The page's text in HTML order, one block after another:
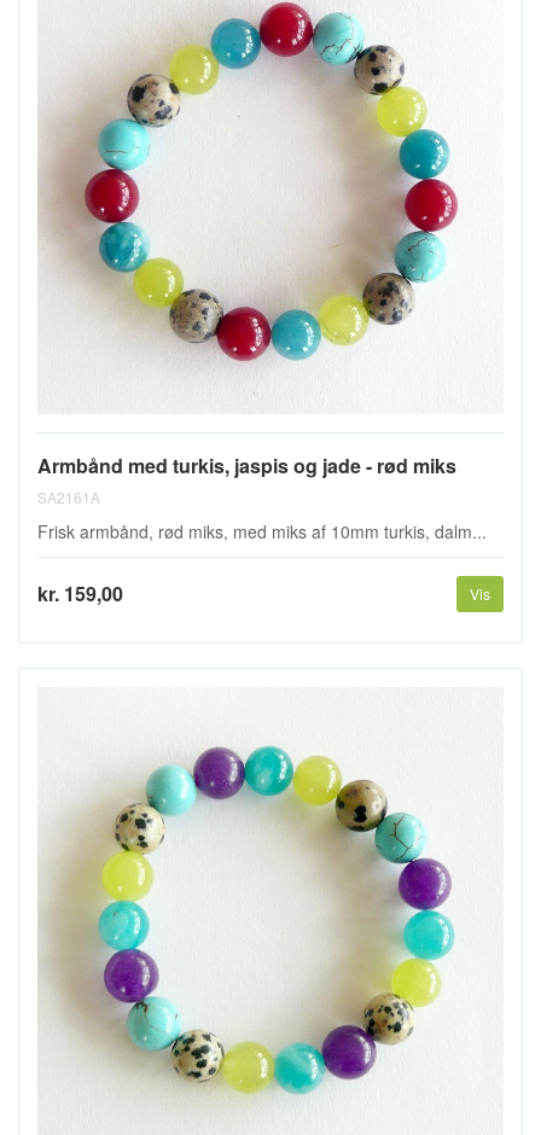
Armbånd med turkis, jaspis og jade - rød miks
SA2161A
Frisk armbånd, rød miks, med miks af 10mm turkis, dalm...
kr. 159,00 Vis